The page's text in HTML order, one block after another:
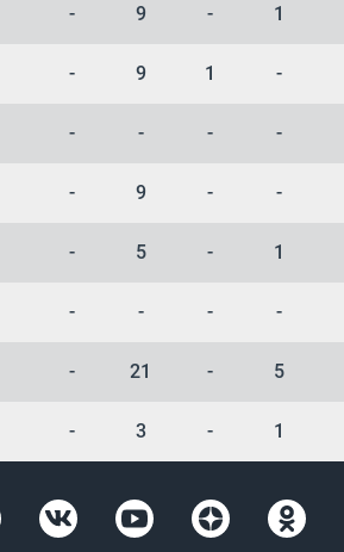
- 9 - 1
- 9 1 -
- - - -
- 9 - -
- 5 - 1
- - - -
- 21 - 5
- 3 - 1